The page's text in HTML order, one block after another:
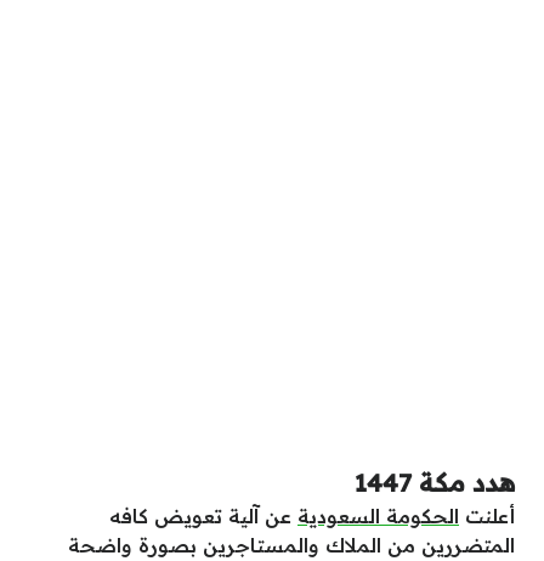
هدد مكة 1447
أعلنت الحكومة السعودية عن آلية تعويض كافه
المتضررين من الملاك والمستاجرين بصورة واضحة